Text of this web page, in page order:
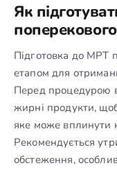
Як
поперекового
Підготовка до МРТ
етапом для
Перед процедурою
жирні продукти,
яке може вплинути
Рекомендується
обстеження,